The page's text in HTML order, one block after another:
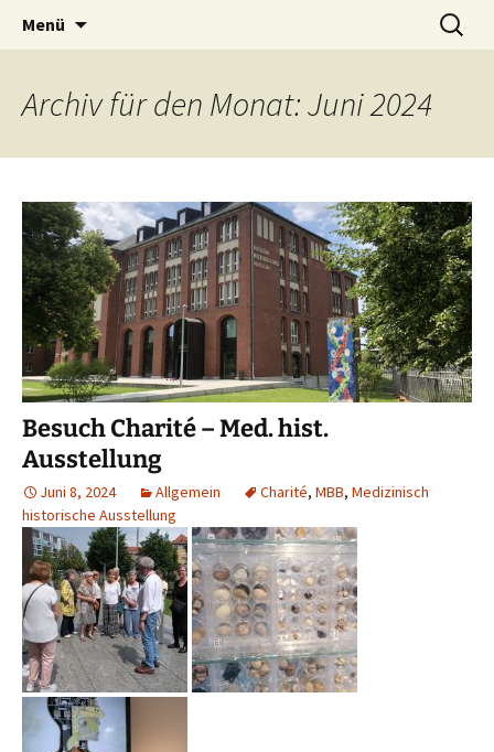
Menü
Suchen
nach:
Archiv für den Monat: Juni 2024
Besuch Charité – Med. hist.
Ausstellung
Juni 8, 2024 Allgemein Charité, MBB, Medizinisch
historische Ausstellung